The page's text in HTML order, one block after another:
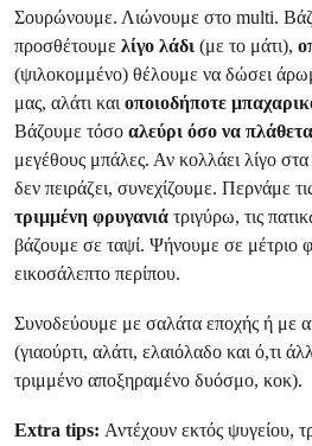
Σουρώνουμε. Λιώνουμε στο multi.
προσθέτουμε λίγο λάδι (με το μάτι),
(ψιλοκομμένο) θέλουμε να δώσει
μας, αλάτι καιοποιοδήποτε
Βάζουμε τόσο αλεύρι όσο να
μεγέθους μπάλες. Αν κολλάει λίγο
δεν πειράζει, συνεχίζουμε. Περνάμε
τριμμένη φρυγανιά τριγύρω, τις
βάζουμε σε ταψί. Ψήνουμε σε μέτριο
εικοσάλεπτο περίπου.
Συνοδεύουμε με σαλάτα εποχής ή με
(γιαούρτι, αλάτι, ελαιόλαδο και ό,τι
τριμμένο αποξηραμένο δυόσμο, κοκ).
Extra tips: Αντέχουν εκτός ψυγείου,